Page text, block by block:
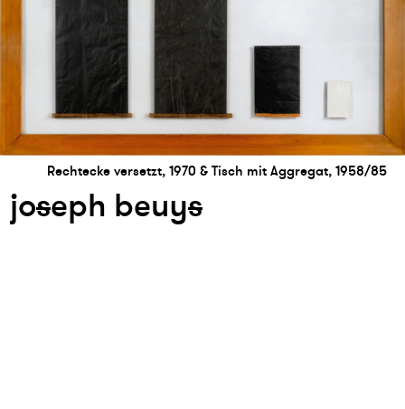
Rechtecke versetzt, 1970 & Tisch mit Aggregat, 1958/85
joseph beuys